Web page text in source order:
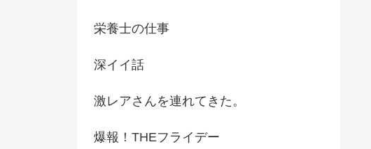
栄養士の仕事
深イイ話
激レアさんを連れてきた。
爆報！THEフライデー